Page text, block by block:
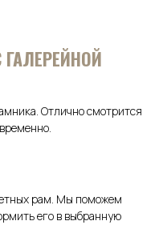
Отлично смотрится
рам. Мы поможем
его в выбранную